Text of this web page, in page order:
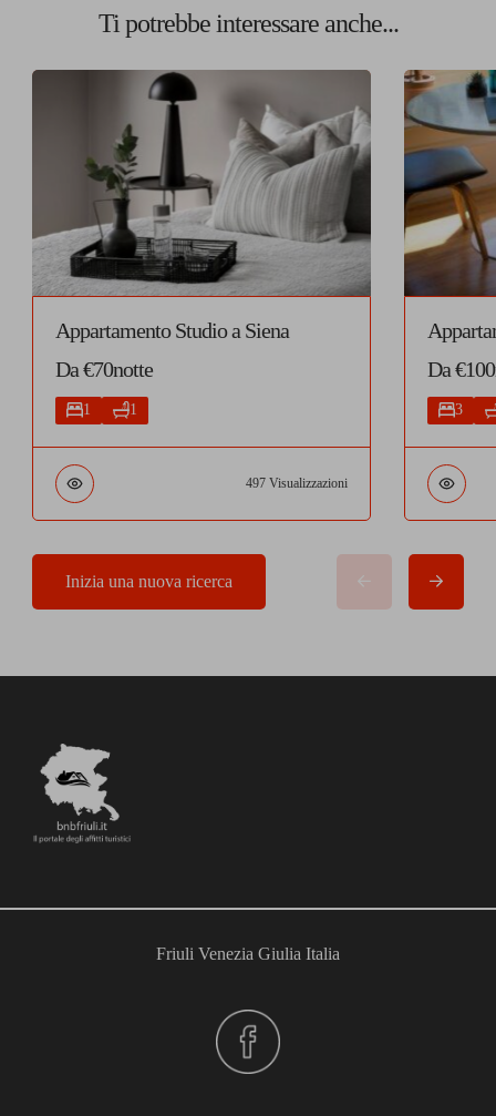
Ti potrebbe interessare anche...
Appartamento Studio a Siena
Da €70notte
1 1
497 Visualizzazioni
Da
3
Inizia una nuova ricerca
Friuli Venezia Giulia Italia